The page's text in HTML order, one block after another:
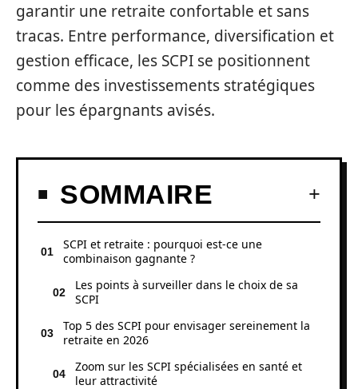
garantir une retraite confortable et sans
tracas. Entre performance, diversification et
gestion efficace, les SCPI se positionnent
comme des investissements stratégiques
pour les épargnants avisés.
SOMMAIRE
SCPI et retraite : pourquoi est-ce une
combinaison gagnante ?
Les points à surveiller dans le choix de sa
SCPI
Top 5 des SCPI pour envisager sereinement la
retraite en 2026
Zoom sur les SCPI spécialisées en santé et
leur attractivité